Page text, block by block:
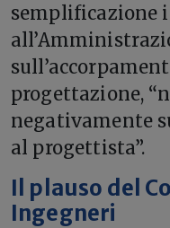
semplificazione
progettazione,
negativamente
al progettista”.
Il plauso del
Ingegneri